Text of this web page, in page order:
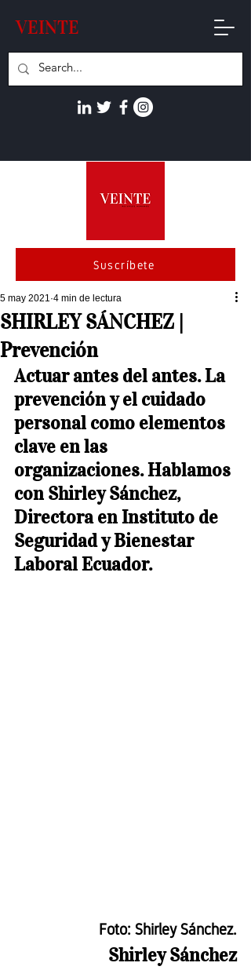
VEINTE
Suscríbete
SHIRLEY SÁNCHEZ |
Prevención
5 may 2021 4 min de lectura
Actuar antes del antes. La
prevención y el cuidado
personal como elementos
clave en las
organizaciones. Hablamos
con Shirley Sánchez,
Directora en Instituto de
Seguridad y Bienestar
Laboral Ecuador.
Foto: Shirley Sánchez.
Shirley Sánchez